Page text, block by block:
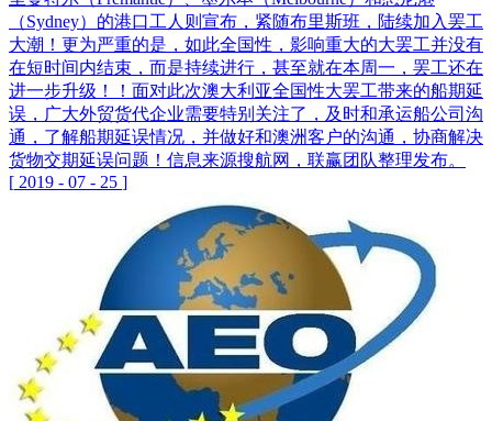
（Sydney）的港口工人则宣布，紧随布里斯班，陆续加入罢工
大潮！更为严重的是，如此全国性，影响重大的大罢工并没有
在短时间内结束，而是持续进行，甚至就在本周一，罢工还在
进一步升级！！面对此次澳大利亚全国性大罢工带来的船期延
误，广大外贸货代企业需要特别关注了，及时和承运船公司沟
通，了解船期延误情况，并做好和澳洲客户的沟通，协商解决
货物交期延误问题！信息来源搜航网，联赢团队整理发布。
[ 2019 - 07 - 25 ]